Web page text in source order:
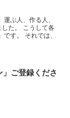
ぶ人、作る人、
た。 こうして各
す。 それでは、
」ご登録くださ